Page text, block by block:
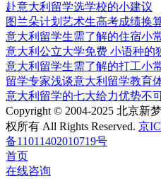
赴意大利留学选学校的小建议
图兰朵计划艺术生高考成绩换
意大利留学生需了解的住宿小
意大利公立大学免费 小语种的
意大利留学生需了解的打工小
留学专家浅谈意大利留学教育
意大利留学的七大给力优势不
Copyright © 2004-2025 北京新
权所有 All Rights Reserved. 京
备11011402010719号
首页
在线咨询